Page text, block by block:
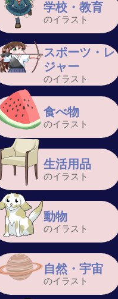
学校・教育
のイラスト
スポーツ・レ
ジャー
のイラスト
食べ物
のイラスト
生活用品
のイラスト
動物
のイラスト
自然・宇宙
のイラスト